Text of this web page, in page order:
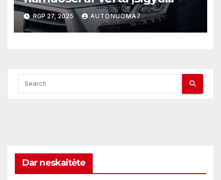
poliruoklį?
RGP 27, 2025 AUTONUOMA7
Dar neskaitėte